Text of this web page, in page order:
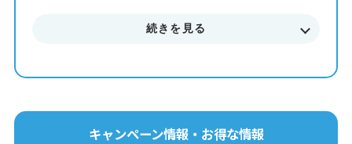
プログラミングでアイスの形が大変身！
続きを見る
キャンペーン情報・お得な情報